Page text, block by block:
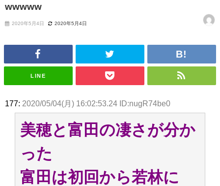
林さんと再会した結果･･･【激レアさんを連れてきた。】
欅坂46/日向坂46まとめのまとめ / 『anan』の表紙の櫻坂46さん、多様性
の時代だと話題に
wwwwwwwwwwww
日向坂46まとめのまとめ / 筒井あやめ、アレをチラリ。こういう偶然の方
日向坂46まとめのまとめ / 【日向坂46】富田鈴花1st写真集の先行カット、
花考案グッズ＆生写真5種が公開される
アイドル – ぷぅアンテナ / 「乃木坂46ののぎおび⊿」北野日奈子が生配
アイドル – ぷぅアンテナ / 2022年3月22日（火）のメディア情報
アイドル – ぷぅアンテナ / 【乃木坂46】井上和の『なぎおはぎ』って こん
ぺいとう×いちごみるく×マヨラー星人 と同じと考えてよろしいですか？
アイドル – ぷぅアンテナ / 【乃木坂46】日村勇紀 gif職人が切り抜いた名シ
wwwww
2020年5月4日 2020年5月4日
LINE
177: 2020/05/04(月) 16:02:53.24 ID:nugR74be0
美穂と富田の凄さが分か
った
富田は初回から若林に